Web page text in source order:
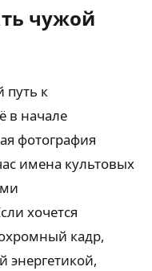
чужой
путь к
в начале
фотография
имена культовых
хочется
кадр,
энергетикой,